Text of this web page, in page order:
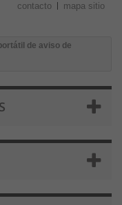
contacto mapa sitio
de aviso de